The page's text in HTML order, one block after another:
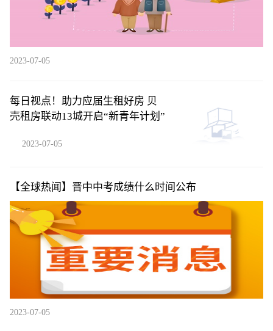
2023-07-05
每日视点！助力应届生租好房 贝
壳租房联动13城开启“新青年计划”
2023-07-05
【全球热闻】晋中中考成绩什么时间公布
2023-07-05